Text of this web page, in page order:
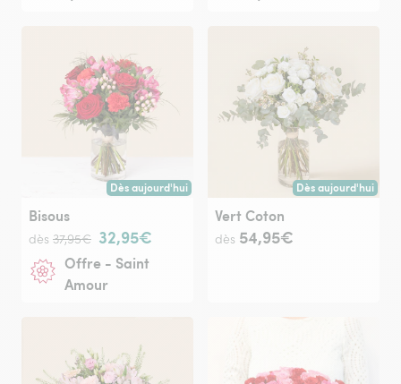
Dès aujourd'hui
Livraison dès aujourd'hui (pour toute commande passée
Bisous
dès 37,95€ 32,95€
Offre - Saint
Amour
Dès aujourd'hui
Livraison dès
Vert Coton
dès 54,95€